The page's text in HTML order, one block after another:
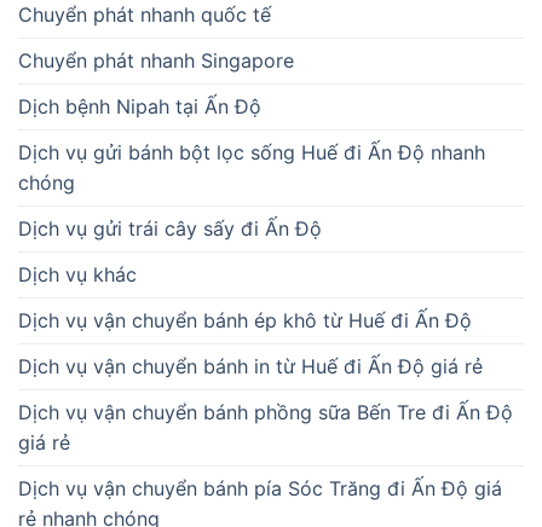
Chuyển phát nhanh quốc tế
Chuyển phát nhanh Singapore
Dịch bệnh Nipah tại Ấn Độ
Dịch vụ gửi bánh bột lọc sống Huế đi Ấn Độ nhanh
chóng
Dịch vụ gửi trái cây sấy đi Ấn Độ
Dịch vụ khác
Dịch vụ vận chuyển bánh ép khô từ Huế đi Ấn Độ
Dịch vụ vận chuyển bánh in từ Huế đi Ấn Độ giá rẻ
Dịch vụ vận chuyển bánh phồng sữa Bến Tre đi Ấn Độ
giá rẻ
Dịch vụ vận chuyển bánh pía Sóc Trăng đi Ấn Độ giá
rẻ nhanh chóng